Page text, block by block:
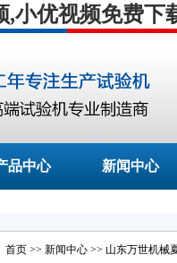
小优视频免费下
品中心 新闻中心
首页 >> 新闻中心 >> 山东万世机械